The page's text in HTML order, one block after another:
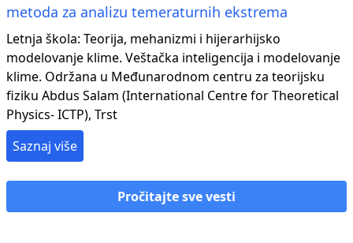
metoda za analizu temeraturnih ekstrema
Letnja škola: Teorija, mehanizmi i hijerarhijsko
modelovanje klime. Veštačka inteligencija i modelovanje
klime. Održana u Međunarodnom centru za teorijsku
fiziku Abdus Salam (International Centre for Theoretical
Physics- ICTP), Trst
Saznaj više
Pročitajte sve vesti